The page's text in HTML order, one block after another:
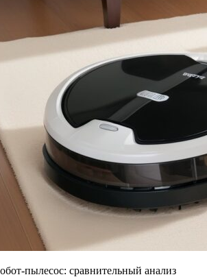
пылесос: сравнительный анализ